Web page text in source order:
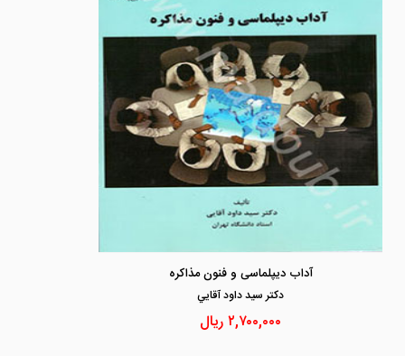
آداب دیپلماسی و فنون مذاکره
دكتر سيد داود آقايي
۲,۷۰۰,۰۰۰ریال